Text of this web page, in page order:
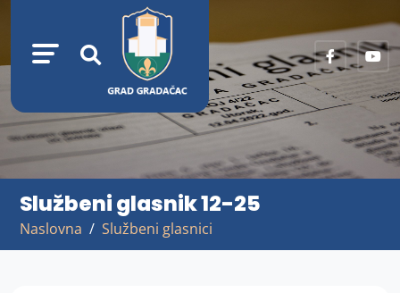
Službeni glasnik 12-25
Naslovna Službeni glasnici